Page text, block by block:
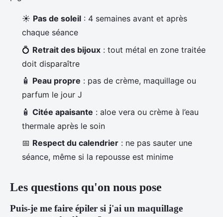
☀️ Pas de soleil : 4 semaines avant et après
chaque séance
💍 Retrait des bijoux : tout métal en zone traitée
doit disparaître
🧴 Peau propre : pas de crème, maquillage ou
parfum le jour J
🧴 Citée apaisante : aloe vera ou crème à l’eau
thermale après le soin
📅 Respect du calendrier : ne pas sauter une
séance, même si la repousse est minime
Les questions qu'on nous pose
Puis-je me faire épiler si j'ai un maquillage